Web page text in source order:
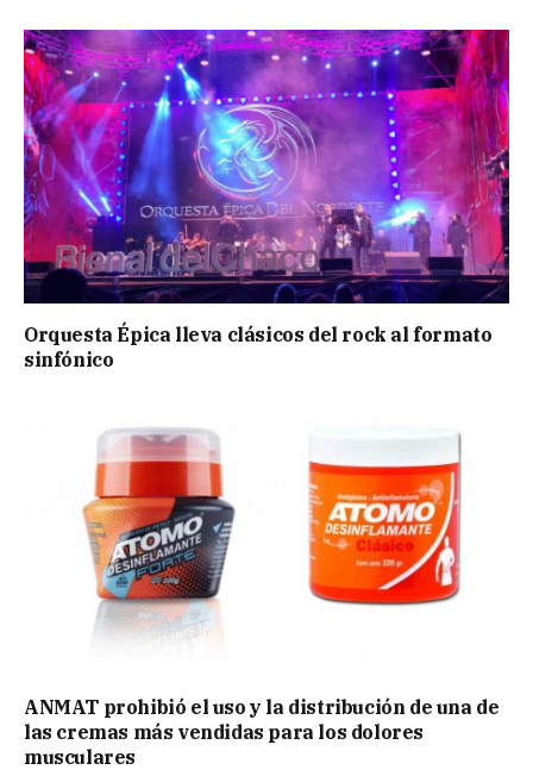
Orquesta Épica lleva clásicos del rock al formato
sinfónico
ANMAT prohibió el uso y la distribución de una de
las cremas más vendidas para los dolores
musculares